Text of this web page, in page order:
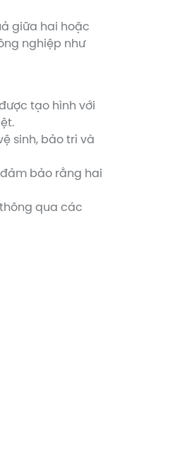
giữa hai hoặc
nghiệp như
tạo hình với
sinh, bảo trì và
bảo rằng hai
qua các